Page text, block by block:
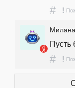
# !
Пусть
# !